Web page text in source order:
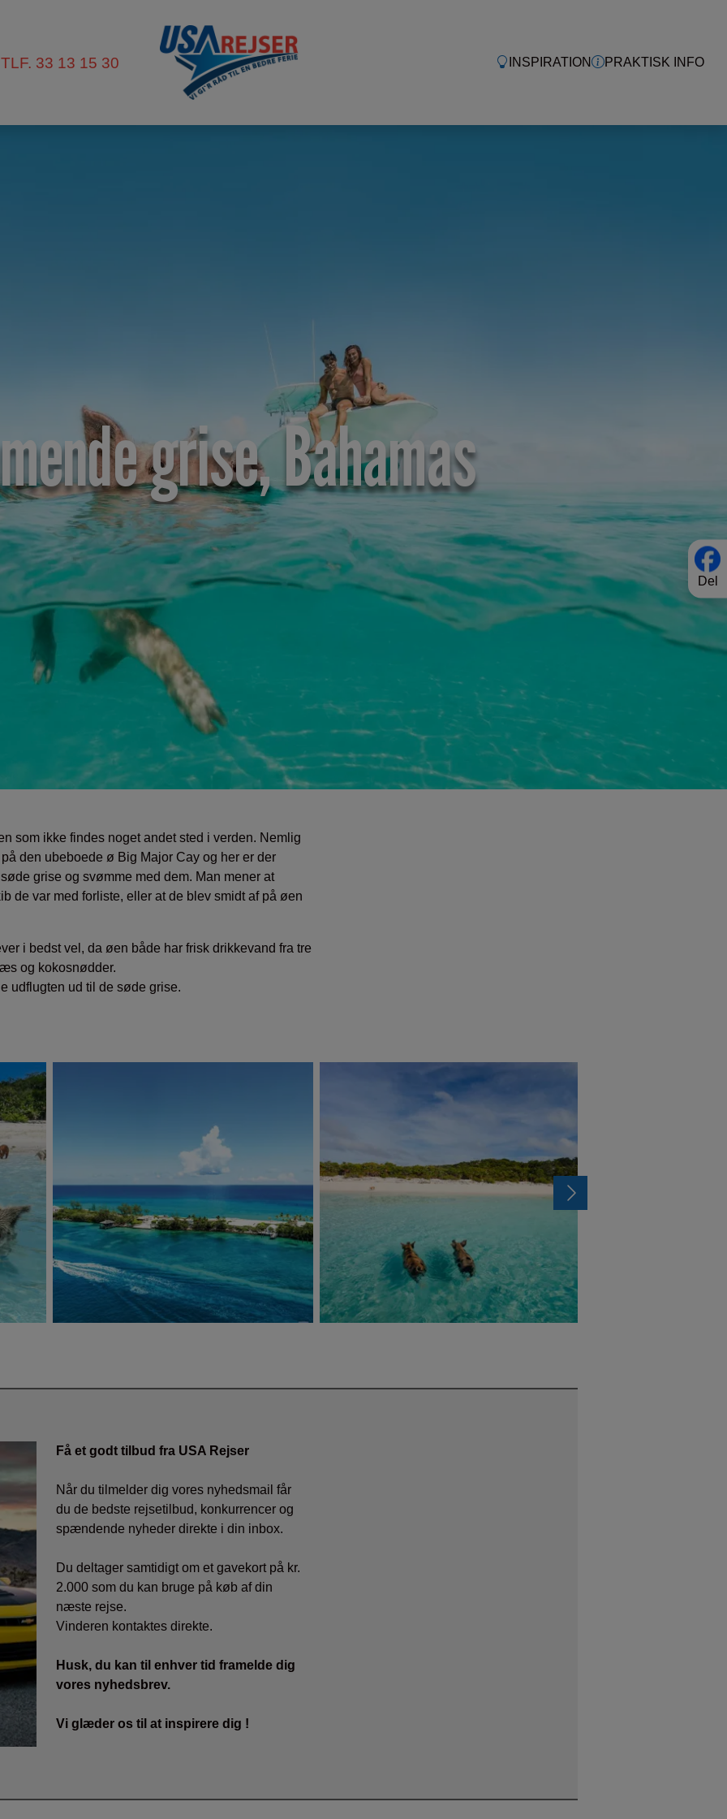
TLF. 33 13 15 30 INSPIRATION PRAKTISK INFO
Del
grise, Bahamas
som ikke findes noget andet sted i verden. Nemlig
den ubeboede ø Big Major Cay og her er der
grise og svømme med dem. Man mener at
de var med forliste, eller at de blev smidt af på øen
i bedst vel, da øen både har frisk drikkevand fra tre
og kokosnødder.
udflugten ud til de søde grise.
Få et godt tilbud fra USA Rejser
Når du tilmelder dig vores nyhedsmail får
du de bedste rejsetilbud, konkurrencer og
spændende nyheder direkte i din inbox.
Du deltager samtidigt om et gavekort på kr.
2.000 som du kan bruge på køb af din
næste rejse.
Vinderen kontaktes direkte.
Husk, du kan til enhver tid framelde dig
vores nyhedsbrev.
Vi glæder os til at inspirere dig !